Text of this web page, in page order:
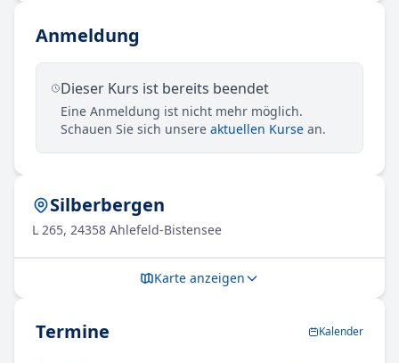
Silberbergen
L 265, 24358 Ahlefeld-Bistensee
Karte anzeigen
Anmeldung
Dieser Kurs ist bereits beendet
Eine Anmeldung ist nicht mehr möglich.
Schauen Sie sich unsereaktuellen Kurse an.
Termine Kalender